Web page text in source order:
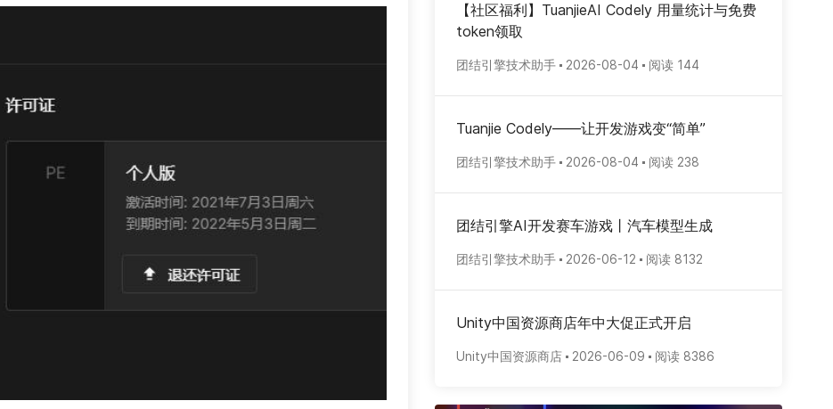
【社区福利】TuanjieAI Codely 用量统计与免费
token领取
团结引擎技术助手 2026-08-04 阅读 144
Tuanjie Codely——让开发游戏变“简单”
团结引擎技术助手 2026-08-04 阅读 238
团结引擎AI开发赛车游戏丨汽车模型生成
团结引擎技术助手 2026-06-12 阅读 8132
Unity中国资源商店年中大促正式开启
Unity中国资源商店 2026-06-09 阅读 8386